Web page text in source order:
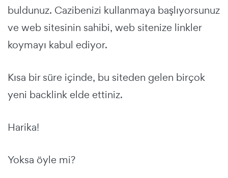
buldunuz. Cazibenizi kullanmaya başlıyorsunuz
ve web sitesinin sahibi, web sitenize linkler
koymayı kabul ediyor.
Kısa bir süre içinde, bu siteden gelen birçok
yeni backlink elde ettiniz.
Harika!
Yoksa öyle mi?